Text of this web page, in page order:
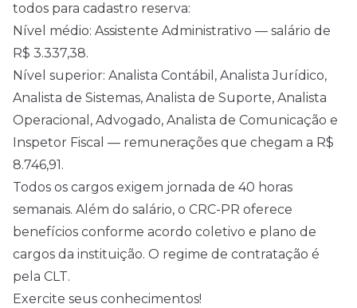
todos para cadastro reserva:
Nível médio: Assistente Administrativo — salário de
R$ 3.337,38.
Nível superior: Analista Contábil, Analista Jurídico,
Analista de Sistemas, Analista de Suporte, Analista
Operacional, Advogado, Analista de Comunicação e
Inspetor Fiscal — remunerações que chegam a R$
8.746,91.
Todos os cargos exigem jornada de 40 horas
semanais. Além do salário, o CRC-PR oferece
benefícios conforme acordo coletivo e plano de
cargos da instituição. O regime de contratação é
pela CLT.
Exercite seus conhecimentos!